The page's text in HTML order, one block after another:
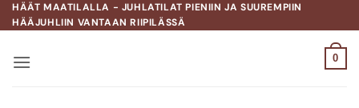
Skip
to
HÄÄT MAATILALLA - JUHLATILAT PIENIIN JA SUUREMPIIN
HÄÄJUHLIIN VANTAAN RIIPILÄSSÄ
0